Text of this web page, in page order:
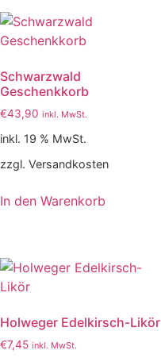
Schwarzwald
Geschenkkorb
€43,90 inkl. MwSt.
inkl. 19 % MwSt.
zzgl. Versandkosten
In den Warenkorb
Holweger Edelkirsch-Likör
€7,45 inkl. MwSt.